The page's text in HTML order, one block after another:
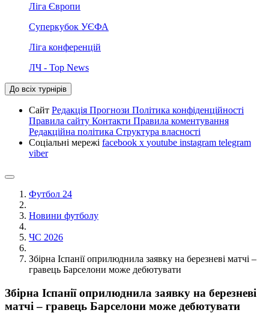
Ліга Європи
Суперкубок УЄФА
Ліга конференцій
ЛЧ - Top News
До всіх турнірів
Сайт Редакція Прогнози Політика конфіденційності
Правила сайту Контакти Правила коментування
Редакційна політика Структура власності
Соціальні мережі facebook x youtube instagram telegram
viber
Футбол 24
Новини футболу
ЧС 2026
Збірна Іспанії оприлюднила заявку на березневі матчі –
гравець Барселони може дебютувати
Збірна Іспанії оприлюднила заявку на березневі
матчі – гравець Барселони може дебютувати